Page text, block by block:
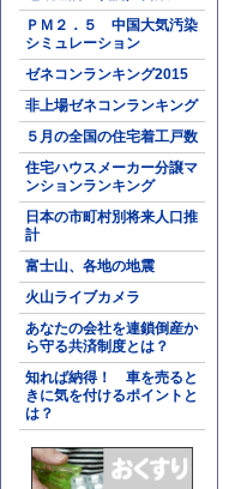
ＰＭ２．５ 中国大気汚染
シミュレーション
ゼネコンランキング2015
非上場ゼネコンランキング
５月の全国の住宅着工戸数
住宅ハウスメーカー分譲マ
ンションランキング
日本の市町村別将来人口推
計
富士山、各地の地震
火山ライブカメラ
あなたの会社を連鎖倒産か
ら守る共済制度とは？
知れば納得！ 車を売ると
きに気を付けるポイントと
は？